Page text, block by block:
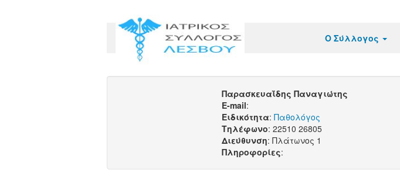
Ο Σύλλογος
Παρασκευαΐδης Παναγιώτης
E-mail:
Ειδικότητα: Παθολόγος
Τηλέφωνο: 22510 26805
Διεύθυνση: Πλάτωνος 1
Πληροφορίες: